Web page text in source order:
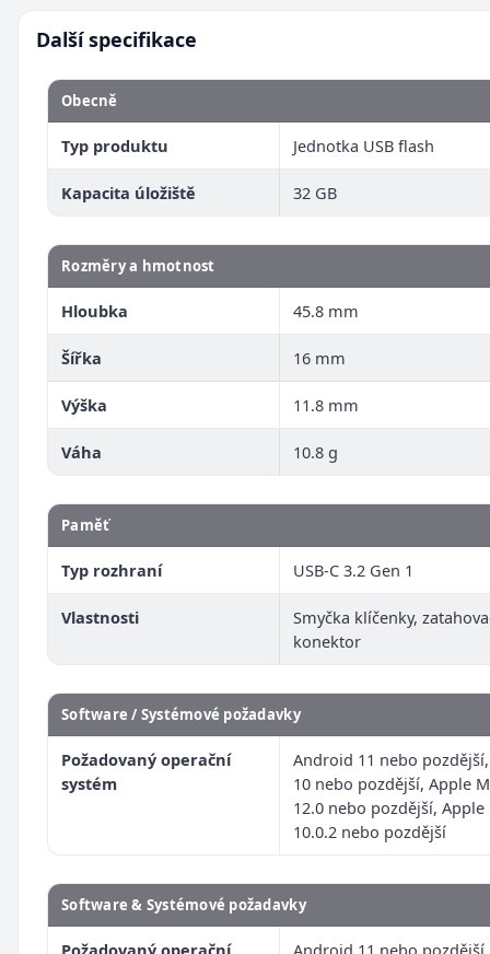
Další specifikace
Obecně
Typ produktu Jednotka USB flash
Kapacita úložiště 32 GB
Rozměry a hmotnost
Hloubka 45.8 mm
Šířka 16 mm
Výška 11.8 mm
Váha 10.8 g
Paměť
Typ rozhraní USB-C 3.2 Gen 1
Vlastnosti
Smyčka klíčenky,
konektor
Software / Systémové požadavky
Požadovaný operační
systém
Android 11 nebo
10 nebo pozdější, Apple
12.0 nebo pozdější, Apple
10.0.2 nebo pozdější
Software & Systémové požadavky
Požadovaný operační
Android 11 nebo